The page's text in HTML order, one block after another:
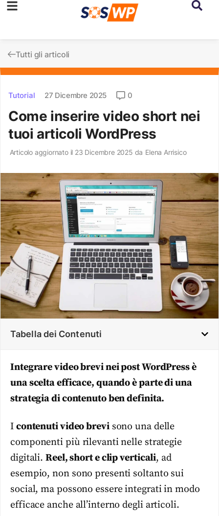
Tutti gli articoli
Tutorial 27 Dicembre 2025 0
Come inserire video short nei
tuoi articoli WordPress
Articolo aggiornato il 23 Dicembre 2025 da Elena Arrisico
Tabella dei Contenuti
Integrare video brevi nei post WordPress è
una scelta efficace, quando è parte di una
strategia di contenuto ben definita.
I contenuti video brevisono una delle
componenti più rilevanti nelle strategie
digitali.Reel, short e clip verticali, ad
esempio, non sono presenti soltanto sui
social, ma possono essere integrati in modo
efficace anche all’interno degli articoli.